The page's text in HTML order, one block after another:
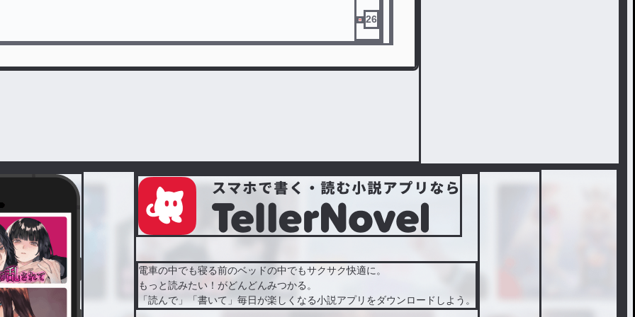
26
電車の中でも寝る前のベッドの中でもサクサク快適に。
もっと読みたい！がどんどんみつかる。
「読んで」「書いて」毎日が楽しくなる小説アプリをダウンロードしよう。